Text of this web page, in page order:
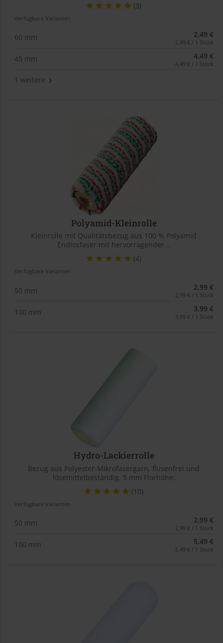
(3)
Verfügbare Varianten
60 mm 2,49 €
2,49 € / 1 Stück
45 mm 4,49 €
4,49 € / 1 Stück
1 weitere
Polyamid-Kleinrolle
Kleinrolle mit Qualitätsbezug aus 100 % Polyamid
Endlosfaser mit hervorragender...
(4)
Verfügbare Varianten
50 mm 2,99 €
2,99 € / 1 Stück
100 mm 3,99 €
3,99 € / 1 Stück
Hydro-Lackierrolle
Bezug aus Polyester-Mikrofasergarn, flusenfrei und
lösemittelbeständig. 5 mm Florhöhe.
(10)
Verfügbare Varianten
50 mm 2,99 €
2,99 € / 1 Stück
100 mm 5,49 €
5,49 € / 1 Stück